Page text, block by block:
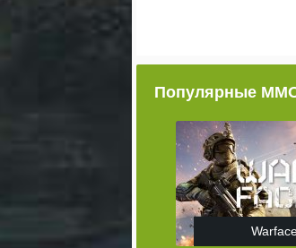
Популярные